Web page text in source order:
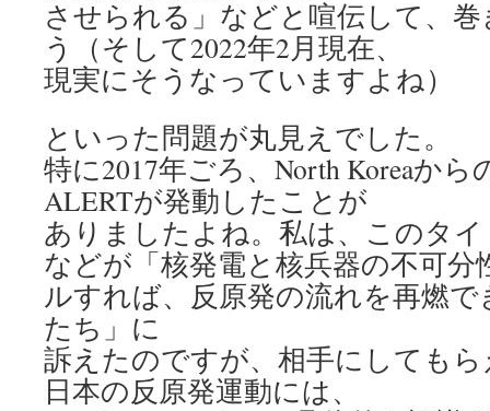
させられる」などと喧伝して、
う（そして2022年2月現在、
現実にそうなっていますよね）
といった問題が丸見えでした。
特に2017年ごろ、North Koreaか
ALERTが発動したことが
ありましたよね。私は、このタ
などが「核発電と核兵器の不可分
ルすれば、反原発の流れを再燃
たち」に
訴えたのですが、相手にしても
日本の反原発運動には、